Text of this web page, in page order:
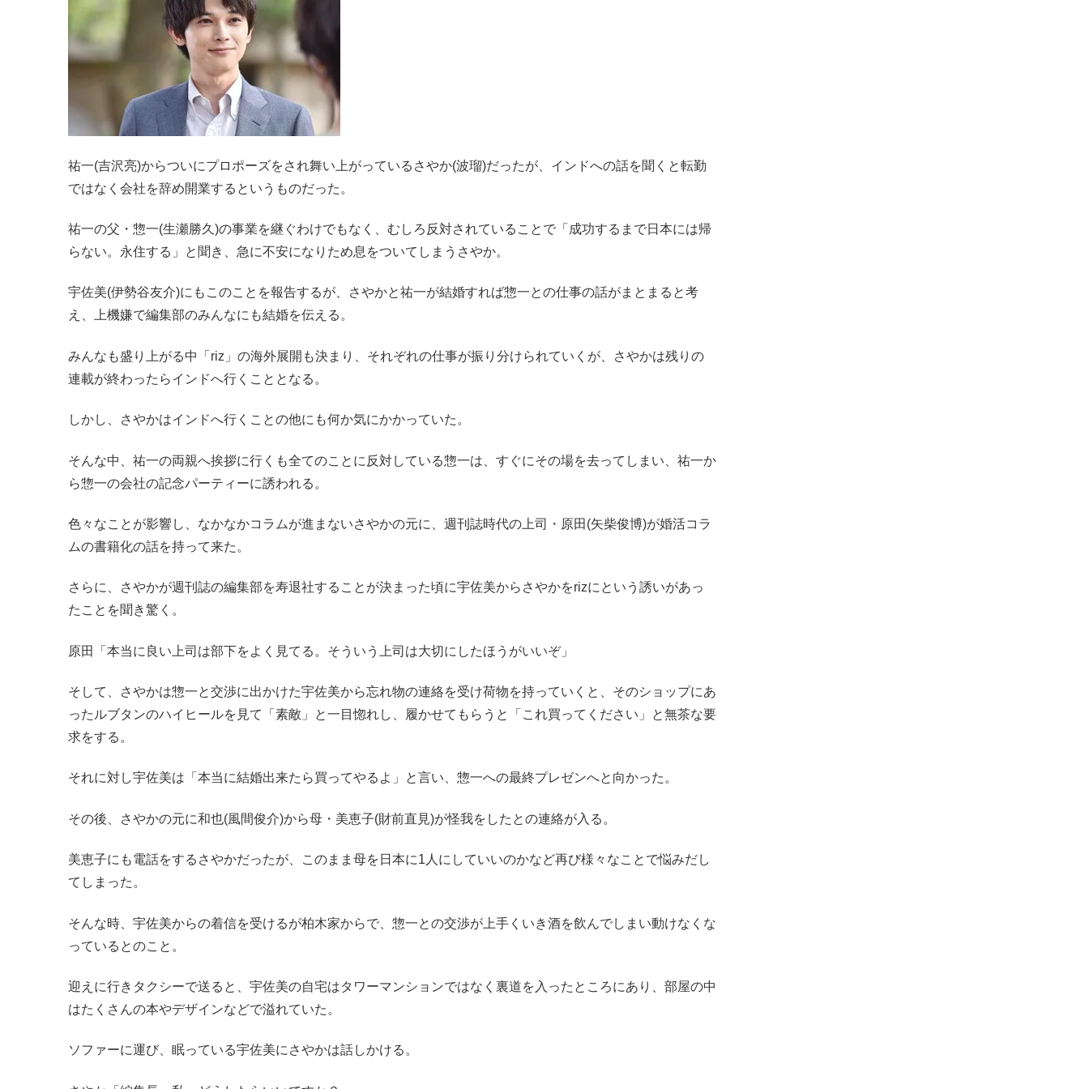
祐一(吉沢亮)からついにプロポーズをされ舞い上がっているさやか(波瑠)だったが、インドへの話を聞くと転勤
ではなく会社を辞め開業するというものだった。
祐一の父・ 惣一(生瀬勝久)の事業を継ぐわけでもなく、むしろ反対されていることで「成功するまで日本には帰
らない。永住する」と聞き、急に不安になりため息をついてしまうさやか。
宇佐美(伊勢谷友介)にもこのことを報告するが、さやかと祐一が結婚すれば惣一との仕事の話がまとまると考
え、上機嫌で編集部のみんなにも結婚を伝える。
みんなも盛り上がる中「riz」の海外展開も決まり、それぞれの仕事が振り分けられていくが、さやかは残りの
連載が終わったらインドへ行くこととなる。
しかし、さやかはインドへ行くことの他にも何か気にかかっていた。
そんな中、祐一の両親へ挨拶に行くも全てのことに反対している惣一は、すぐにその場を去ってしまい、祐一か
ら惣一の会社の記念パーティーに誘われる。
色々なことが影響し、なかなかコラムが進まないさやかの元に、週刊誌時代の上司・ 原田(矢柴俊博)が婚活コラ
ムの書籍化の話を持って来た。
さらに、さやかが週刊誌の編集部を寿退社することが決まった頃に宇佐美からさやかをrizにという誘いがあっ
たことを聞き驚く。
原田「本当に良い上司は部下をよく見てる。そういう上司は大切にしたほうがいいぞ」
そして、さやかは惣一と交渉に出かけた宇佐美から忘れ物の連絡を受け荷物を持っていくと、そのショップにあ
ったルブタンのハイヒールを見て「素敵」と一目惚れし、履かせてもらうと「これ買ってください」と無茶な要
求をする。
それに対し宇佐美は「本当に結婚出来たら買ってやるよ」と言い、惣一への最終プレゼンへと向かった。
その後、さやかの元に和也(風間俊介)から母・美恵子(財前直見)が怪我をしたとの連絡が入る。
美恵子にも電話をするさやかだったが、このまま母を日本に1人にしていいのかなど再び様々なことで悩みだし
てしまった。
そんな時、宇佐美からの着信を受けるが柏木家からで、惣一との交渉が上手くいき酒を飲んでしまい動けなくな
っているとのこと。
迎えに行きタクシーで送ると、宇佐美の自宅はタワーマンションではなく裏道を入ったところにあり、部屋の中
はたくさんの本やデザインなどで溢れていた。
ソファーに運び、眠っている宇佐美にさやかは話しかける。